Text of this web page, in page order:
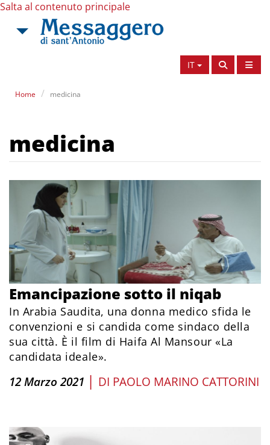
Salta al contenuto principale
IT
Home medicina
medicina
Emancipazione sotto il niqab
In Arabia Saudita, una donna medico sfida le
convenzioni e si candida come sindaco della
sua città. È il film di Haifa Al Mansour «La
candidata ideale».
12 Marzo 2021 | DI PAOLO MARINO CATTORINI